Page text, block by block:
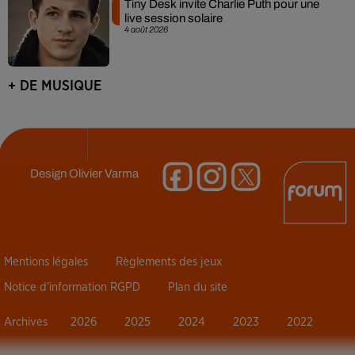
4 août 2026
Tiny Desk invite Charlie Puth pour une
live session solaire
+ DE MUSIQUE
DesignOlivier Varma
Mentions légales Règlements des jeux
Notice d’information RGPD Plan du site
Archives 2026 2025 2024 2023 2022